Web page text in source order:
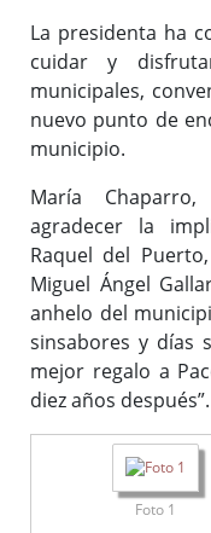
La presidenta ha
cuidar y
municipales,
nuevo punto de
municipio.
María
agradecer la
Raquel del
Miguel Ángel
anhelo del
sinsabores y días
mejor regalo a
diez años después”.
Foto 1